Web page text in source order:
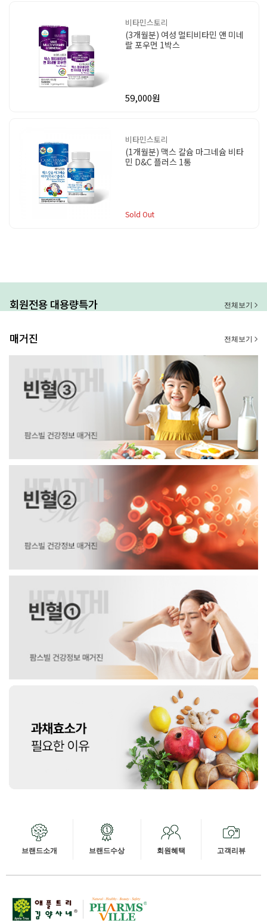
비타민스토리
(3개월분) 여성 멀티비타민 앤 미네
랄 포우먼 1박스
59,000원
비타민스토리
(1개월분) 맥스 칼슘 마그네슘 비타
민 D&C 플러스 1통
Sold Out
회원전용 대용량특가 전체보기
매거진 전체보기
브랜드소개 브랜드수상 회원혜택 고객리뷰